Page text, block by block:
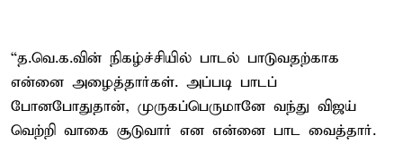
“த.வெ.க.வின் நிகழ்ச்சியில் பாடல் பாடுவதற்காக
என்னை அழைத்தார்கள். அப்படி பாடப்
போனபோதுதான், முருகப்பெருமானே வந்து விஜய்
வெற்றி வாகை சூடுவார் என என்னை பாட வைத்தார்.